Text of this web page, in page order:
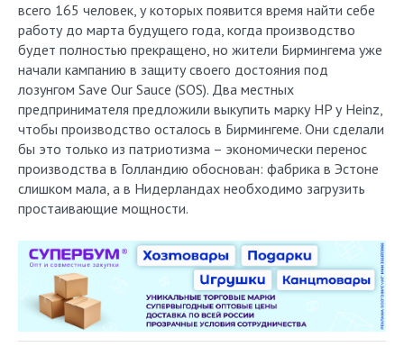
всего 165 человек, у которых появится время найти себе
работу до марта будущего года, когда производство
будет полностью прекращено, но жители Бирмингема уже
начали кампанию в защиту своего достояния под
лозунгом Save Our Sauce (SOS). Два местных
предпринимателя предложили выкупить марку HP у Heinz,
чтобы производство осталось в Бирмингеме. Они сделали
бы это только из патриотизма – экономически перенос
производства в Голландию обоснован: фабрика в Эстоне
слишком мала, а в Нидерландах необходимо загрузить
простаивающие мощности.